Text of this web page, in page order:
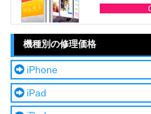
機種別の修理価格
iPhone
iPad